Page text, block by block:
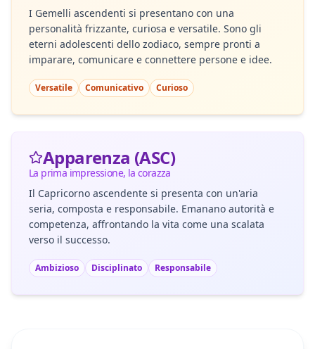
I Gemelli ascendenti si presentano con una
personalità frizzante, curiosa e versatile. Sono gli
eterni adolescenti dello zodiaco, sempre pronti a
imparare, comunicare e connettere persone e idee.
Versatile Comunicativo Curioso
Apparenza (ASC)
La prima impressione, la corazza
Il Capricorno ascendente si presenta con un'aria
seria, composta e responsabile. Emanano autorità e
competenza, affrontando la vita come una scalata
verso il successo.
Ambizioso Disciplinato Responsabile